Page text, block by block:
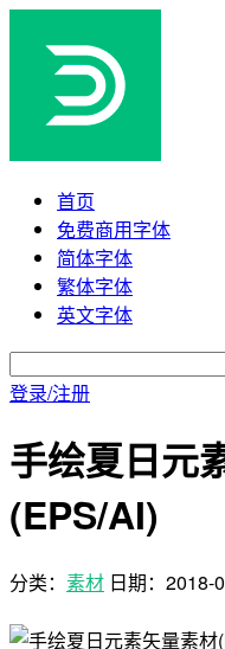
首页
免费商用字体
简体字体
繁体字体
英文字体
登录/注册
手绘夏日元
(EPS/AI)
分类： 素材 日期： 2018-